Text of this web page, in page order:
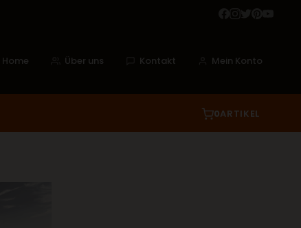
Home Über uns Kontakt Mein Konto
0ARTIKEL